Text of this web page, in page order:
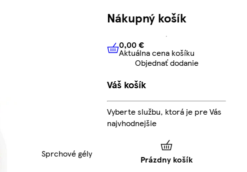
Sprchové gély
Nákupný košík
0,00 € Aktuálna cena košíku
0,00 €
Aktuálna cena košíku
Objednať dodanie
Váš košík
Vyberte službu, ktorá je pre Vás
najvhodnejšie
Prázdny košík